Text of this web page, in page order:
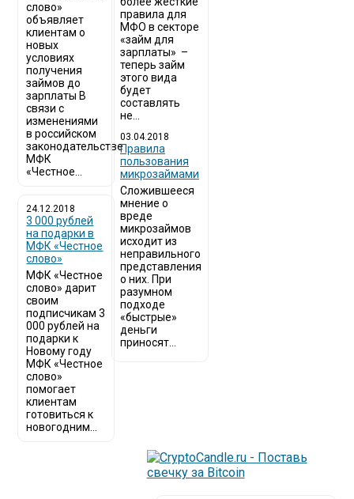
слово»
объявляет
клиентам о
новых
условиях
получения
займов до
зарплаты В
связи с
изменениями
в российском
законодательстве
МФК
«Честное...
24.12.2018
3 000 рублей
на подарки в
МФК «Честное
слово»
МФК «Честное
слово» дарит
своим
подписчикам 3
000 рублей на
подарки к
Новому году
МФК «Честное
слово»
помогает
клиентам
готовиться к
новогодним...
правила для
МФО в секторе
«займ для
зарплаты» –
теперь займ
этого вида
будет
составлять
не...
03.04.2018
​Правила
пользования
микрозаймами
Сложившееся
мнение о
вреде
микрозаймов
исходит из
неправильного
представления
о них. При
разумном
подходе
«быстрые»
деньги
приносят...